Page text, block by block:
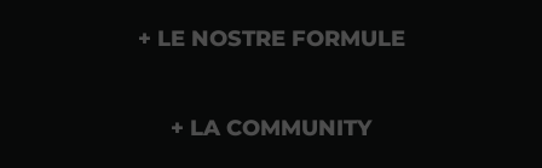
LE NOSTRE FORMULE
LA COMMUNITY